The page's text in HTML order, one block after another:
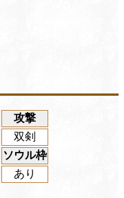
攻撃
双剣
ソウル枠
あり